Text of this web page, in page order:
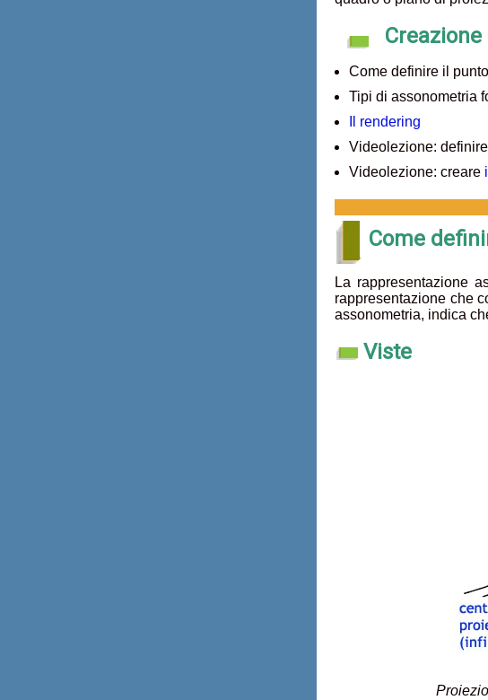
Come definire il
Tipi di assonometria
Il rendering
Videolezione:
Videolezione: creare
Come
La rappresentazione
rappresentazione che
assonometria, indica
Viste